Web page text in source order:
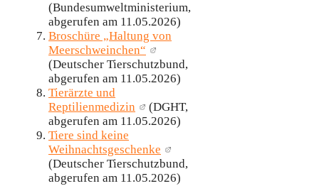
(Bundesumweltministerium,
abgerufen am 11.05.2026)
Broschüre „Haltung von
Meerschweinchen“
(Deutscher Tierschutzbund,
abgerufen am 11.05.2026)
Tierärzte und
Reptilienmedizin
(DGHT,
abgerufen am 11.05.2026)
Tiere sind keine
Weihnachtsgeschenke
(Deutscher Tierschutzbund,
abgerufen am 11.05.2026)